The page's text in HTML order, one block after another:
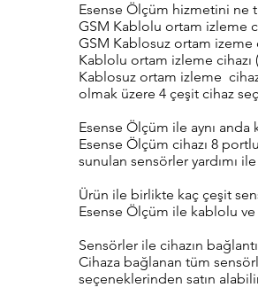
Esense Ölçüm hizmetini ne
GSM Kablolu ortam izleme
GSM Kablosuz ortam izeme
Kablolu ortam izleme cihazı
Kablosuz ortam izleme
olmak üzere 4 çeşit cihaz
Esense Ölçüm ile aynı
Esense Ölçüm cihazı 8
sunulan sensörler yardımı
Ürün ile birlikte kaç çeşit
Esense Ölçüm ile kablolu
Sensörler ile cihazın
Cihaza bağlanan tüm
seçeneklerinden satın